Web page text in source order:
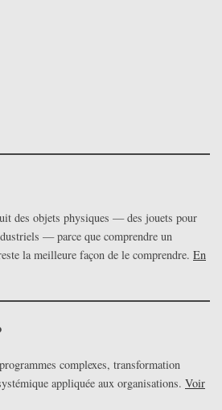
des objets physiques — des jouets pour
— parce que comprendre un
la meilleure façon de le comprendre. En
complexes, transformation
appliquée aux organisations. Voir